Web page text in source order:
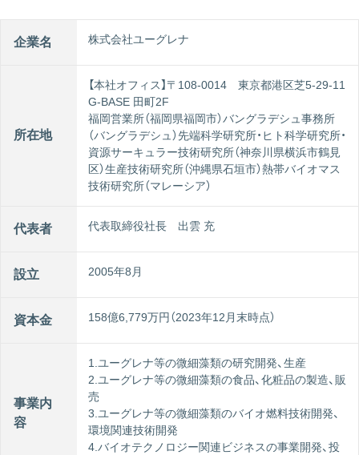
企業名 株式会社ユーグレナ
所在地
【本社オフィス】〒108-0014 東京都港区芝5-29-11
G-BASE 田町2F
福岡営業所（福岡県福岡市）バングラデシュ事務所
（バングラデシュ）先端科学研究所・ヒト科学研究所・
資源サーキュラー技術研究所（神奈川県横浜市鶴見
区）生産技術研究所（沖縄県石垣市）熱帯バイオマス
技術研究所（マレーシア）
代表者 代表取締役社長 出雲 充
設立 2005年8月
資本金 158億6,779万円（2023年12月末時点）
事業内
容
1.ユーグレナ等の微細藻類の研究開発、生産
2.ユーグレナ等の微細藻類の食品、化粧品の製造、販
売
3.ユーグレナ等の微細藻類のバイオ燃料技術開発、
環境関連技術開発
4.バイオテクノロジー関連ビジネスの事業開発、投